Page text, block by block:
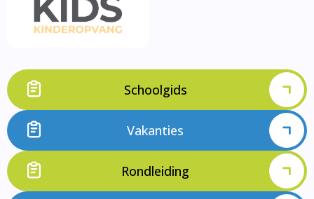
Schoolgids
Vakanties
Rondleiding